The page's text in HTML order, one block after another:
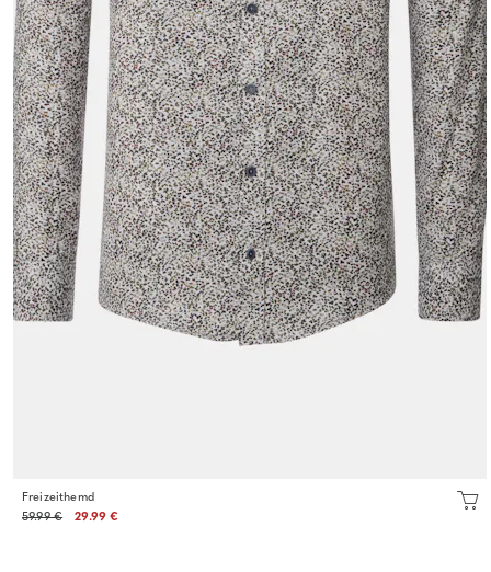
Freizeithemd
59.99 €
29.99 €